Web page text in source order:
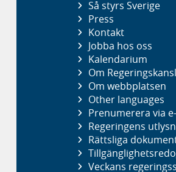
Så styrs Sverige
Press
Kontakt
Jobba hos oss
Kalendarium
Om
Om webbplatsen
Other languages
Prenumerera via
Regeringens
Rättsliga
Veckans